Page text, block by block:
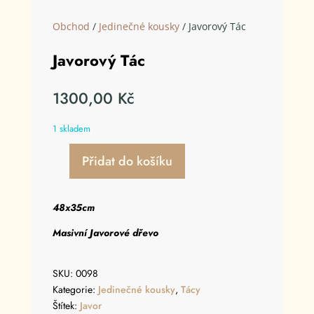
Obchod / Jedinečné kousky/ Javorový Tác
Javorový Tác
1300,00 Kč
1 skladem
Javorový
množství
Přidat do košíku
48x35cm
Masivní Javorové dřevo
SKU: 0098
Kategorie: Jedinečné kousky, Tácy
Štítek: Javor